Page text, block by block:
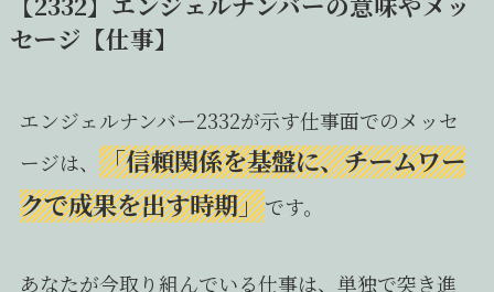
セージ【仕事】
エンジェルナンバー2332が示す仕事面でのメッセ
ージは、 「信頼関係を基盤に、チームワー
クで成果を出す時期」です。
あなたが今取り組んでいる仕事は、単独で突き進